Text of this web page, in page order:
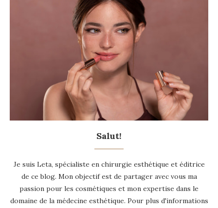
Salut!
Je suis Leta, spécialiste en chirurgie esthétique et éditrice
de ce blog. Mon objectif est de partager avec vous ma
passion pour les cosmétiques et mon expertise dans le
domaine de la médecine esthétique. Pour plus d'informations